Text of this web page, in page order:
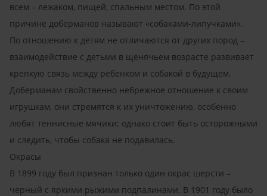
всем – лежаком, пищей, спальным местом. По этой
причине доберманов называют «собаками-липучками».
По отношению к детям не отличаются от других пород –
взаимодействие с детьми в щенячьем возрасте развивает
крепкую связь между ребенком и собакой в будущем.
Доберманам свойственно небрежное отношение к своим
игрушкам, они стремятся к их уничтожению, особенно
любят теннисные мячики; однако стоит быть осторожными
и следить, чтобы собака не подавилась.
Окрасы
В 1899 году был признан только один окрас шерсти –
черный с яркими рыжими подпалинами. В 1901 году было